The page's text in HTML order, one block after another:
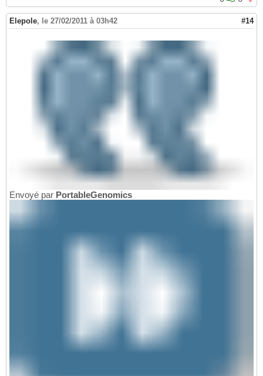
Elepole, le 27/02/2011 à 03h42 #14
Envoyé par PortableGenomics